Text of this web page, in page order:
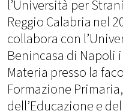
l’Università per
Reggio Calabria nel
collabora con
Benincasa di Napoli
Materia presso la
Formazione
dell’Educazione e